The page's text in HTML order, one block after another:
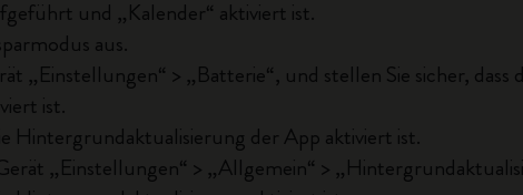
und „Kalender“ aktiviert ist.
aus.
„Einstellungen“ > „Batterie“, und stellen Sie sicher, dass
ist.
Hintergrundaktualisierung der App aktiviert ist.
„Einstellungen“ > „Allgemein“ >